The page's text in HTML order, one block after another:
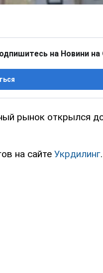
на Новини на
рынок открылся
на сайте Укрдилинг.